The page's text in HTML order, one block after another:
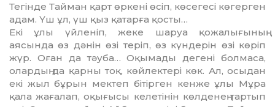
Тегінде Тайман қарт өркені өсіп, көсегесі көгерген
адам. Үш ұл, үш қыз қатарға қосты…
Екі ұлы үйленіп, жеке шаруа қожалы­ғының
аясында өз дәнін өзі теріп, өз күндерін өзі көріп
жүр. Оған да тәуба… Оқымады дегені болмаса,
олардың да қарны тоқ, көйлектері көк. Ал, осыдан
екі жыл бұрын мектеп бітірген кенже ұлы Мұра
қала жағалап, оқығысы келетінін көлденең тартып